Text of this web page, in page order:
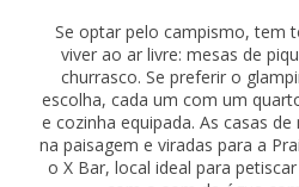
Se optar pelo campismo, tem
viver ao ar livre: mesas de
churrasco. Se preferir o
escolha, cada um com um
e cozinha equipada. As casas
na paisagem e viradas para a
o X Bar, local ideal para